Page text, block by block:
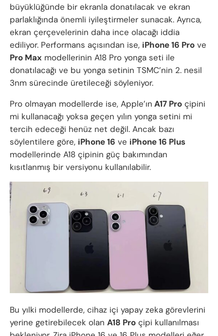
büyüklüğünde bir ekranla donatılacak ve ekran
parlaklığında önemli iyileştirmeler sunacak. Ayrıca,
ekran çerçevelerinin daha ince olacağı iddia
ediliyor. Performans açısından ise, iPhone 16 Pro ve
Pro Max modellerinin A18 Pro yonga seti ile
donatılacağı ve bu yonga setinin TSMC’nin 2. nesil
3nm sürecinde üretileceği söyleniyor.
Pro olmayan modellerde ise, Apple’ın A17 Pro çipini
mi kullanacağı yoksa geçen yılın yonga setini mi
tercih edeceği henüz net değil. Ancak bazı
söylentilere göre, iPhone 16 ve iPhone 16 Plus
modellerinde A18 çipinin güç bakımından
kısıtlanmış bir versiyonu kullanılabilir.
Bu yılki modellerde, cihaz içi yapay zeka görevlerini
yerine getirebilecek olan A18 Pro çipi kullanılması